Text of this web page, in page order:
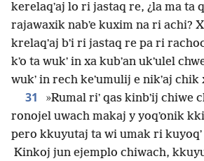
kerelaqʼaj lo ri jastaq re, ¿la ma ta
rajawaxik nabʼe kuxim na ri achi?
krelaqʼaj bʼi ri jastaq re pa ri
kʼo ta wukʼ in xa kubʼan ukʼulel
wukʼ in rech keʼumulij e nikʼaj
31
»Rumal riʼ qas kinbʼij chiwe
ronojel uwach makaj y yoqʼonik
pero kkuyutaj ta wi umak ri
Kinkoj jun ejemplo chiwach,